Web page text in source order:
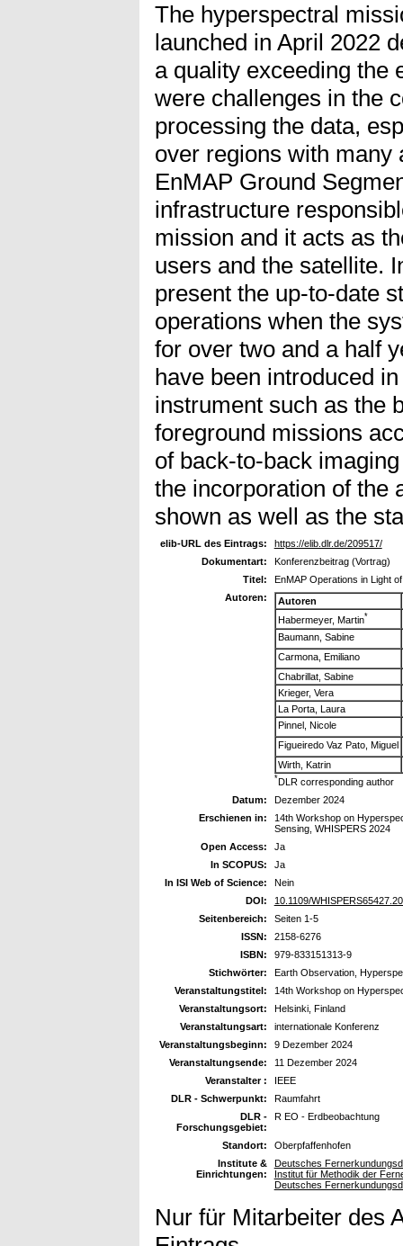
The hyperspectral
launched in April 2022
a quality exceeding the
were challenges in the
processing the data,
over regions with many
EnMAP Ground
infrastructure
mission and it acts as
users and the satellite.
present the up-to-date
operations when the
for over two and a half
have been introduced
instrument such as the
foreground missions
of back-to-back
the incorporation of the
shown as well as the
elib-URL des Eintrags:
https://elib.dlr.de/209517/
Dokumentart:
Konferenzbeitrag (Vortrag)
Titel:
EnMAP Operations in Light
Autoren:
Autoren
Habermeyer, Martin*
Baumann, Sabine
Carmona, Emiliano
Chabrillat, Sabine
Krieger, Vera
La Porta, Laura
Pinnel, Nicole
Figueiredo Vaz Pato, Miguel
Wirth, Katrin
*DLR corresponding author
Datum:
Dezember 2024
Erschienen in:
14th Workshop on
Sensing, WHISPERS 2024
Open Access:
Ja
In SCOPUS:
Ja
In ISI Web of Science:
Nein
DOI:
10.1109/
Seitenbereich:
Seiten 1-5
ISSN:
2158-6276
ISBN:
979-833151313-9
Stichwörter:
Earth Observation,
Veranstaltungstitel:
14th Workshop on
Veranstaltungsort:
Helsinki, Finland
Veranstaltungsart:
internationale Konferenz
Veranstaltungsbeginn:
9 Dezember 2024
Veranstaltungsende:
11 Dezember 2024
Veranstalter :
IEEE
DLR - Schwerpunkt:
Raumfahrt
DLR -
Forschungsgebiet:
R EO - Erdbeobachtung
Standort:
Oberpfaffenhofen
Institute &
Einrichtungen:
Deutsches
Institut für Methodik der
Deutsches
Nur für Mitarbeiter des